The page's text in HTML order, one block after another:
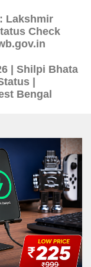
: Lakshmir
Check
2026 | Shilpi Bhata
|
Bengal